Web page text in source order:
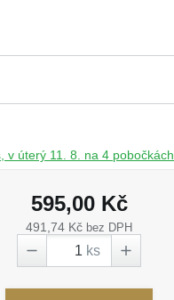
v úterý 11. 8. na 4 pobočkách
595,00 Kč
491,74 Kč bez DPH
ks